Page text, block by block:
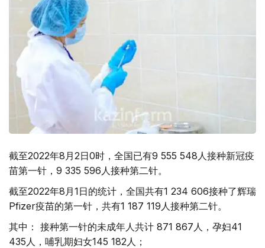
截至2022年8月2日0时，全国已有9 555 548人接种新冠疫
苗第一针，9 335 596人接种第二针。
截至2022年8月1日的统计，全国共有1 234 606接种了辉瑞
Pfizer疫苗的第一针，共有1 187 119人接种第二针。
其中： 接种第一针的未成年人共计 871 867人，孕妇41
435人，哺乳期妇女145 182人；